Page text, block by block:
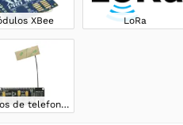
XBee LoRa
Módulos de telefone e SIM